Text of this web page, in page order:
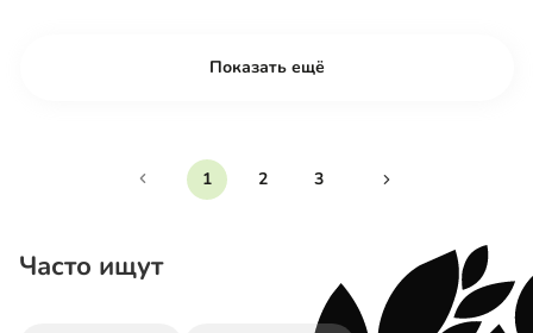
Показать ещё
1 2 3
Часто ищут